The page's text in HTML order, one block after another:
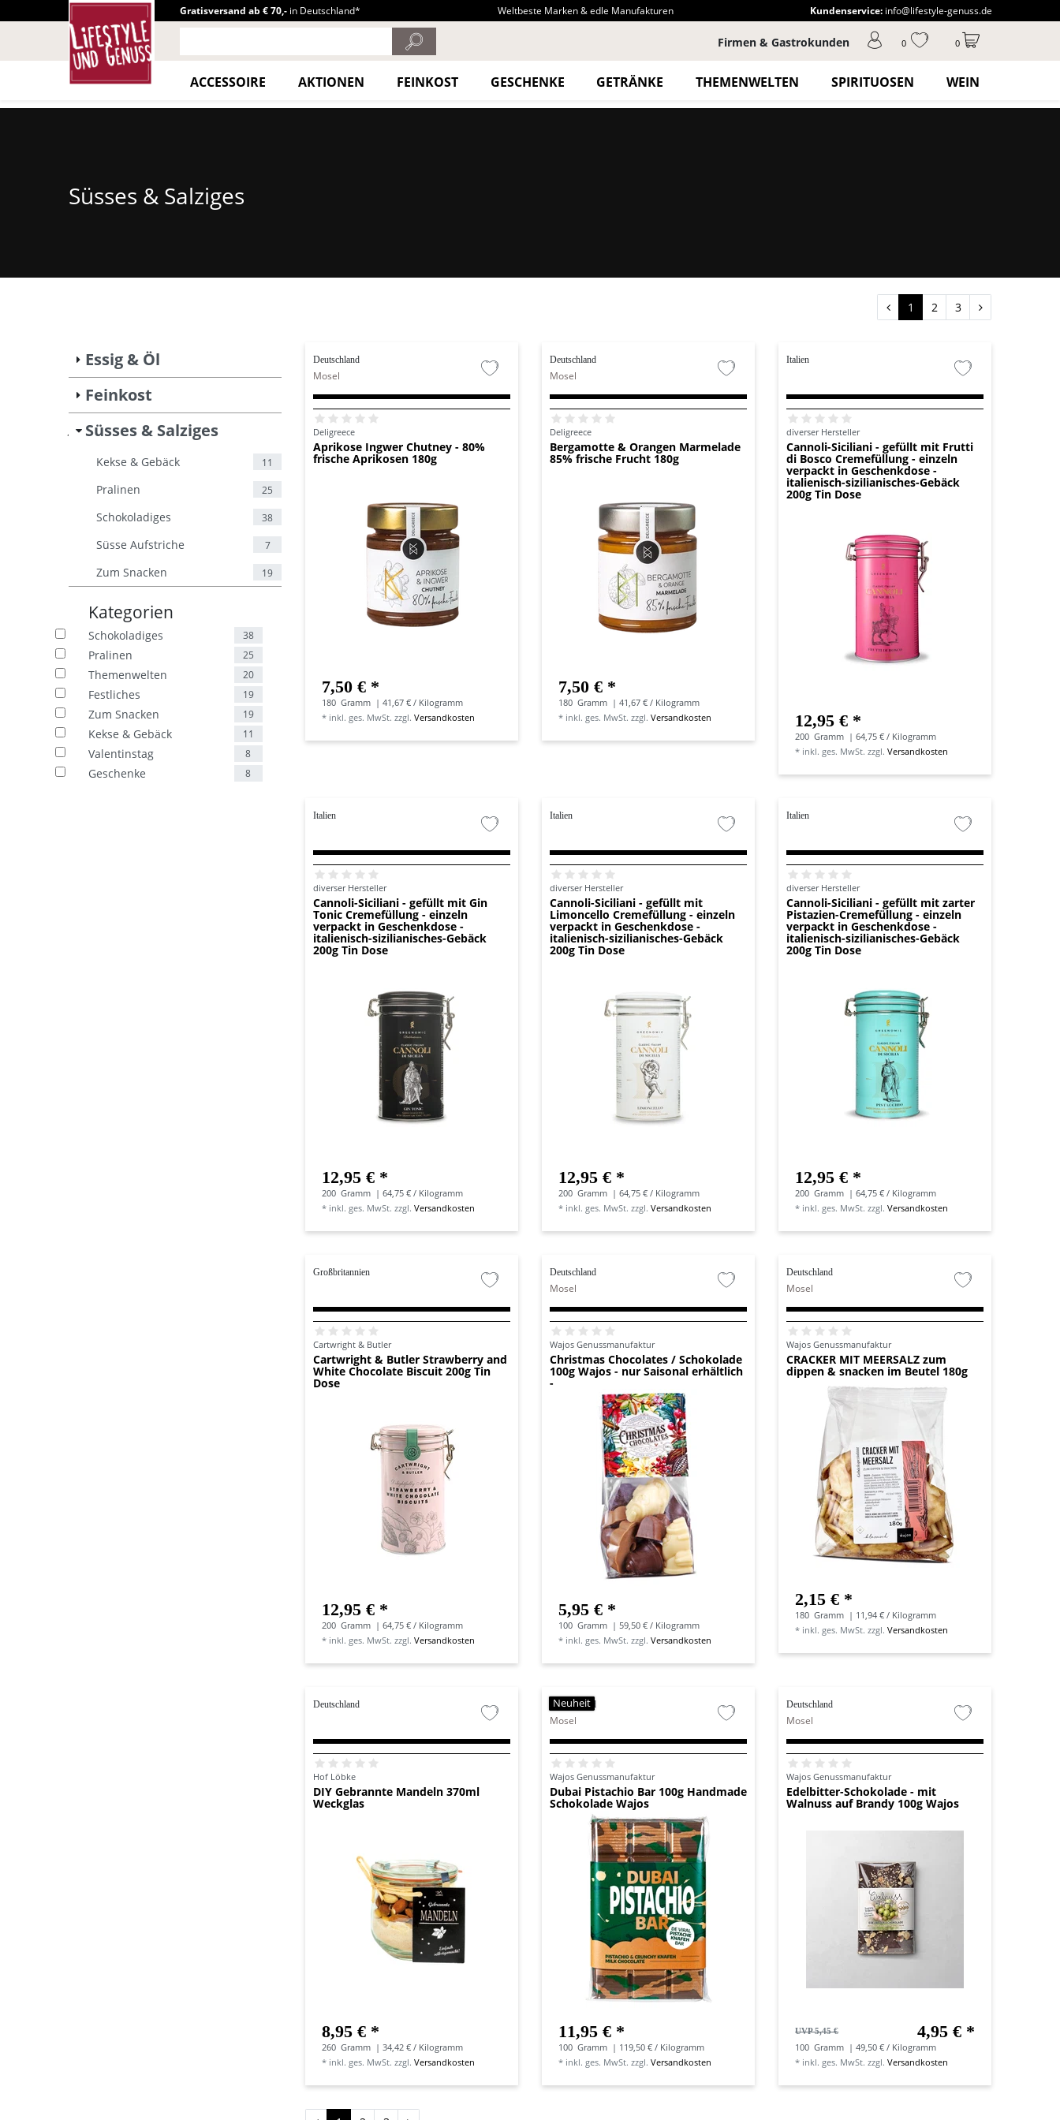
Gratisversand ab € 70,- in Deutschland* Weltbeste Marken & edle Manufakturen Kundenservice: info@lifestyle-genuss.de
Firmen & Gastrokunden 0 0
ACCESSOIRE AKTIONEN FEINKOST GESCHENKE GETRÄNKE THEMENWELTEN SPIRITUOSEN WEIN
Feinkost Süsses & Salziges
Süsses & Salziges
1 2 3
Essig & Öl
Feinkost
Süsses & Salziges
Kekse & Gebäck 11
Pralinen 25
Schokoladiges 38
Süsse Aufstriche 7
Zum Snacken 19
Kategorien
Schokoladiges 38
Pralinen 25
Themenwelten 20
Festliches 19
Zum Snacken 19
Kekse & Gebäck 11
Valentinstag 8
Geschenke 8
Deutschland
Mosel
Deligreece
Aprikose Ingwer Chutney - 80%
frische Aprikosen 180g
7,50 € *
180 Gramm | 41,67 € / Kilogramm
* inkl. ges. MwSt. zzgl.Versandkosten
Deutschland
Mosel
Deligreece
Bergamotte & Orangen Marmelade
85% frische Frucht 180g
7,50 € *
180 Gramm | 41,67 € / Kilogramm
* inkl. ges. MwSt. zzgl.Versandkosten
Italien
diverser Hersteller
Cannoli-Siciliani - gefüllt mit Frutti
di Bosco Cremefüllung - einzeln
verpackt in Geschenkdose -
italienisch-sizilianisches-Gebäck
200g Tin Dose
12,95 € *
200 Gramm | 64,75 € / Kilogramm
* inkl. ges. MwSt. zzgl.Versandkosten
Italien
diverser Hersteller
Cannoli-Siciliani - gefüllt mit Gin
Tonic Cremefüllung - einzeln
verpackt in Geschenkdose -
italienisch-sizilianisches-Gebäck
200g Tin Dose
12,95 € *
200 Gramm | 64,75 € / Kilogramm
* inkl. ges. MwSt. zzgl.Versandkosten
Italien
diverser Hersteller
Cannoli-Siciliani - gefüllt mit
Limoncello Cremefüllung - einzeln
verpackt in Geschenkdose -
italienisch-sizilianisches-Gebäck
200g Tin Dose
12,95 € *
200 Gramm | 64,75 € / Kilogramm
* inkl. ges. MwSt. zzgl.Versandkosten
Italien
diverser Hersteller
Cannoli-Siciliani - gefüllt mit zarter
Pistazien-Cremefüllung - einzeln
verpackt in Geschenkdose -
italienisch-sizilianisches-Gebäck
200g Tin Dose
12,95 € *
200 Gramm | 64,75 € / Kilogramm
* inkl. ges. MwSt. zzgl.Versandkosten
Großbritannien
Cartwright & Butler
Cartwright & Butler Strawberry and
White Chocolate Biscuit 200g Tin
Dose
12,95 € *
200 Gramm | 64,75 € / Kilogramm
* inkl. ges. MwSt. zzgl.Versandkosten
Deutschland
Mosel
Wajos Genussmanufaktur
Christmas Chocolates / Schokolade
100g Wajos - nur Saisonal erhältlich
-
5,95 € *
100 Gramm | 59,50 € / Kilogramm
* inkl. ges. MwSt. zzgl.Versandkosten
Deutschland
Mosel
Wajos Genussmanufaktur
CRACKER MIT MEERSALZ zum
dippen & snacken im Beutel 180g
2,15 € *
180 Gramm | 11,94 € / Kilogramm
* inkl. ges. MwSt. zzgl.Versandkosten
Deutschland
Hof Löbke
DIY Gebrannte Mandeln 370ml
Weckglas
8,95 € *
260 Gramm | 34,42 € / Kilogramm
* inkl. ges. MwSt. zzgl.Versandkosten
Deutschland
Mosel
Wajos Genussmanufaktur
Dubai Pistachio Bar 100g Handmade
Schokolade Wajos
Neuheit
11,95 € *
100 Gramm | 119,50 € / Kilogramm
* inkl. ges. MwSt. zzgl.Versandkosten
Deutschland
Mosel
Wajos Genussmanufaktur
Edelbitter-Schokolade - mit
Walnuss auf Brandy 100g Wajos
UVP 5,45 € 4,95 € *
100 Gramm | 49,50 € / Kilogramm
* inkl. ges. MwSt. zzgl.Versandkosten